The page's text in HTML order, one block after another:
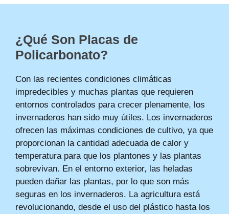
¿Qué Son Placas de
Policarbonato?
Con las recientes condiciones climáticas
impredecibles y muchas plantas que requieren
entornos controlados para crecer plenamente, los
invernaderos han sido muy útiles. Los invernaderos
ofrecen las máximas condiciones de cultivo, ya que
proporcionan la cantidad adecuada de calor y
temperatura para que los plantones y las plantas
sobrevivan. En el entorno exterior, las heladas
pueden dañar las plantas, por lo que son más
seguras en los invernaderos. La agricultura está
revolucionando, desde el uso del plástico hasta los